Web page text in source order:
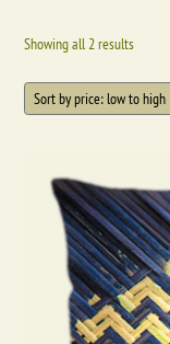
Showing all 2 results